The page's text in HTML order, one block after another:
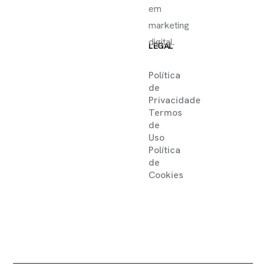
LEGAL
Política
de
Privacidade
Termos
de
Uso
Política
de
Cookies
em
marketing
digital.